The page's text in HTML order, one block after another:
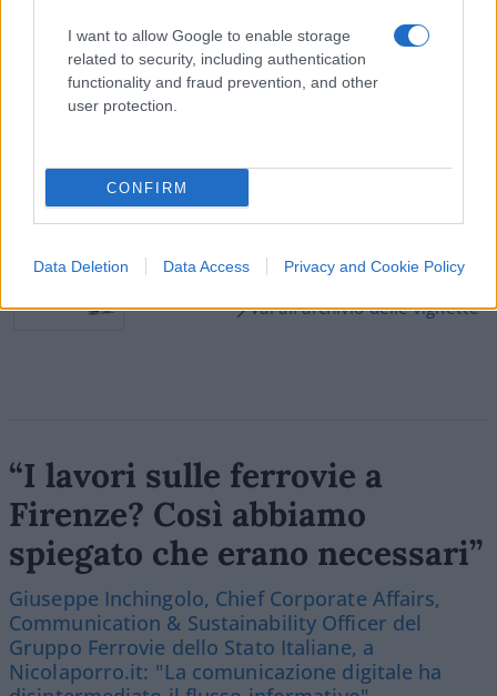
I want to allow Google to enable storage
related to security, including authentication
functionality and fraud prevention, and other
user protection.
CONFIRM
Data Deletion Data Access Privacy and Cookie Policy
45
Leggi i commenti
SEDUTE SATIRICHE
Vignetta del 07/08/2026
Vai all'archivio delle vignette
“I lavori sulle ferrovie a
Firenze? Così abbiamo
spiegato che erano necessari”
Giuseppe Inchingolo, Chief Corporate Affairs,
Communication & Sustainability Officer del
Gruppo Ferrovie dello Stato Italiane, a
Nicolaporro.it: "La comunicazione digitale ha